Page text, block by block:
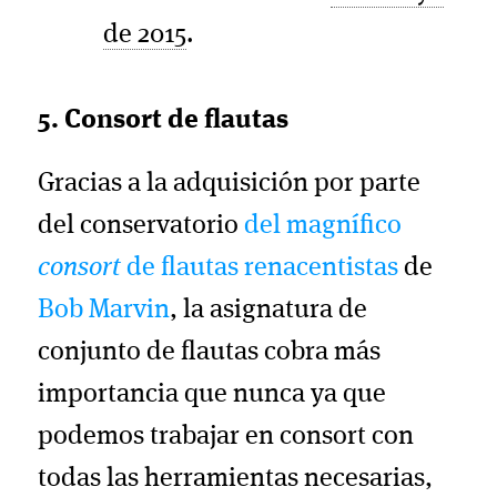
de 2015.
5. Consort de flautas
Gracias a la adquisición por parte
del conservatoriodel magnífico
consort de flautas renacentistas de
Bob Marvin, la asignatura de
conjunto de flautas cobra más
importancia que nunca ya que
podemos trabajar en consort con
todas las herramientas necesarias,